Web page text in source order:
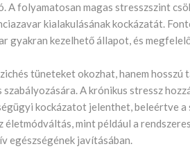
A folyamatosan magas stresszszint
kialakulásának kockázatát.
gyakran kezelhető állapot, és
tüneteket okozhat, hanem
A krónikus stressz
kockázatot jelenthet, beleértve
életmódváltás, mint például a
egészségének javításában.